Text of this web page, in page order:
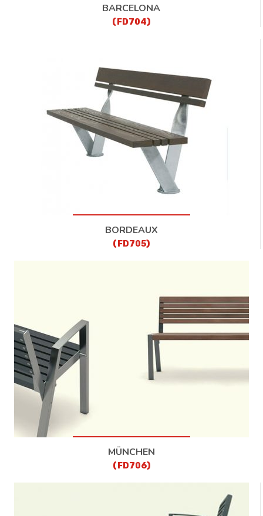
BARCELONA
(FD704)
BORDEAUX
(FD705)
MÜNCHEN
(FD706)